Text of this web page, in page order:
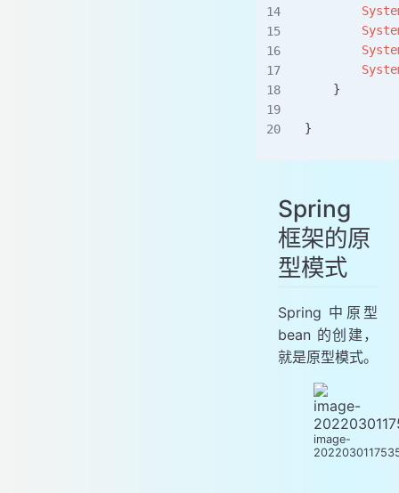
    }
}
Spring
框架的原
型模式
Spring 中原型
bean 的创建，
就是原型模式。
image-